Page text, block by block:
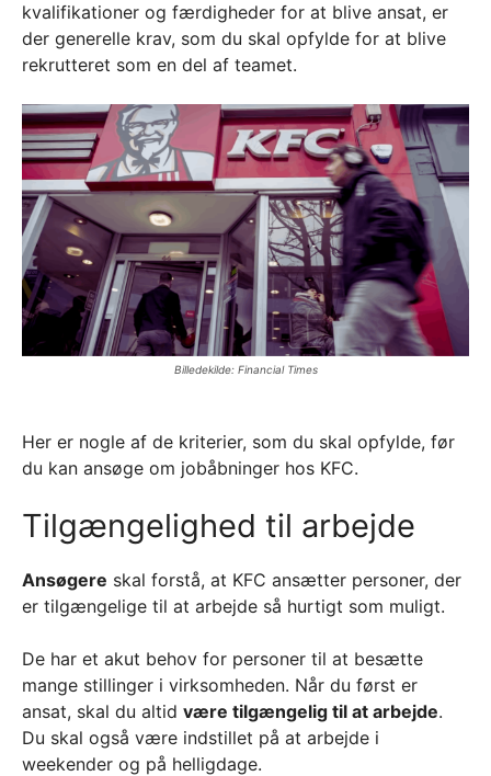
kvalifikationer og færdigheder for at blive ansat, er
der generelle krav, som du skal opfylde for at blive
rekrutteret som en del af teamet.
Billedekilde: Financial Times
Her er nogle af de kriterier, som du skal opfylde, før
du kan ansøge om jobåbninger hos KFC.
Tilgængelighed til arbejde
Ansøgere skal forstå, at KFC ansætter personer, der
er tilgængelige til at arbejde så hurtigt som muligt.
De har et akut behov for personer til at besætte
mange stillinger i virksomheden. Når du først er
ansat, skal du altid være tilgængelig til at arbejde.
Du skal også være indstillet på at arbejde i
weekender og på helligdage.